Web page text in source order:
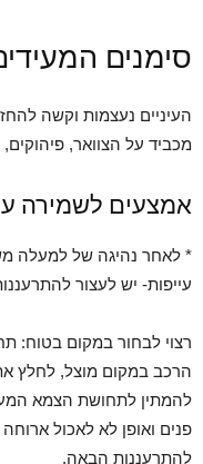
סימנים
העיניים נעצמות וקשה
מכביד על הצוואר, פיהוקים,
אמצעים לשמירה
* לאחר נהיגה של למעלה
עייפות- יש לעצור
רצוי לבחור במקום בטוח:
הרכב במקום מוצל, לחלץ
להמתין לתחושת הצמא
פנים ואופן לא לאכול
להתרעננות הבאה.